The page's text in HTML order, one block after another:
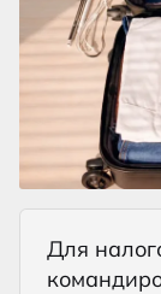
Для